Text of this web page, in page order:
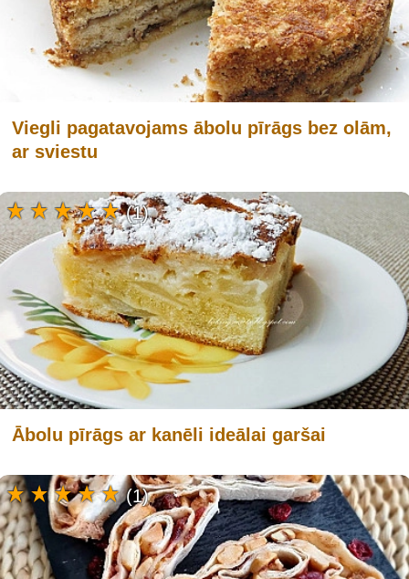
Viegli pagatavojams ābolu pīrāgs bez olām,
ar sviestu
Ābolu pīrāgs ar kanēli ideālai garšai
(1)
(1)